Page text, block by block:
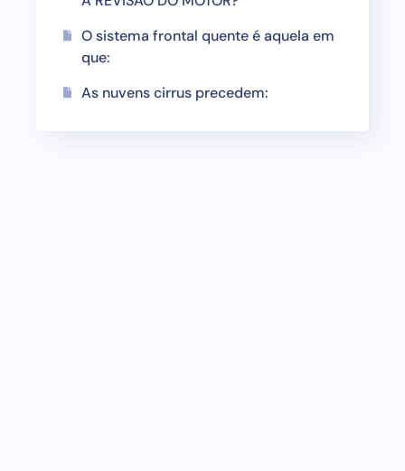
O sistema frontal quente é aquela em
que:
As nuvens cirrus precedem: